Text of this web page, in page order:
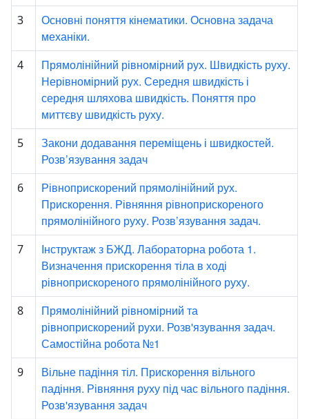
3
Основні поняття кінематики. Основна задача
механіки.
4
Прямолінійний рівномірний рух. Швидкість руху.
Нерівномірний рух. Середня швидкість і
середня шляхова швидкість. Поняття про
миттєву швидкість руху.
5
Закони додавання переміщень і швидкостей.
Розв’язування задач
6
Рівноприскорений прямолінійний рух.
Прискорення. Рівняння рівноприскореного
прямолінійного руху. Розв’язування задач.
7
Інструктаж з БЖД. Лабораторна робота 1.
Визначення прискорення тіла в ході
рівноприскореного прямолінійного руху.
8
Прямолінійний рівномірний та
рівноприскорений рухи. Розв'язування задач.
Самостійна робота №1
9
Вільне падіння тіл. Прискорення вільного
падіння. Рівняння руху під час вільного падіння.
Розв'язування задач